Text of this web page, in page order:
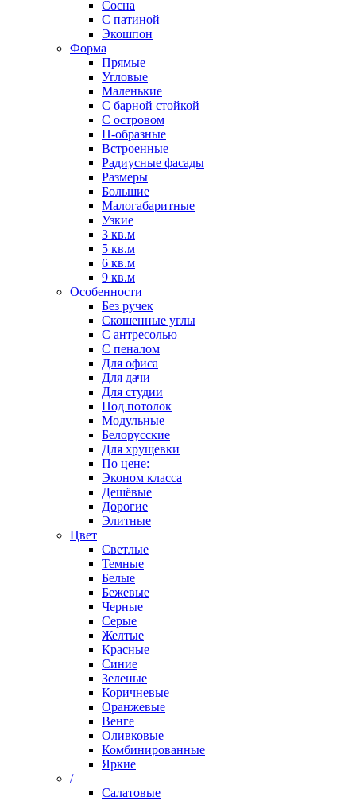
Сосна
С патиной
Экошпон
Форма
Прямые
Угловые
Маленькие
С барной стойкой
С островом
П-образные
Встроенные
Радиусные фасады
Размеры
Большие
Малогабаритные
Узкие
3 кв.м
5 кв.м
6 кв.м
9 кв.м
Особенности
Без ручек
Скошенные углы
С антресолью
С пеналом
Для офиса
Для дачи
Для студии
Под потолок
Модульные
Белорусские
Для хрущевки
По цене:
Эконом класса
Дешёвые
Дорогие
Элитные
Цвет
Светлые
Темные
Белые
Бежевые
Черные
Серые
Желтые
Красные
Синие
Зеленые
Коричневые
Оранжевые
Венге
Оливковые
Комбинированные
Яркие
/
Салатовые